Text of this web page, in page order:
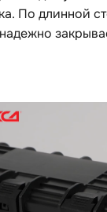
По длинной